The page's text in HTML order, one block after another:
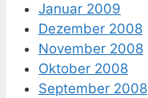
Januar 2009
Dezember 2008
November 2008
Oktober 2008
September 2008